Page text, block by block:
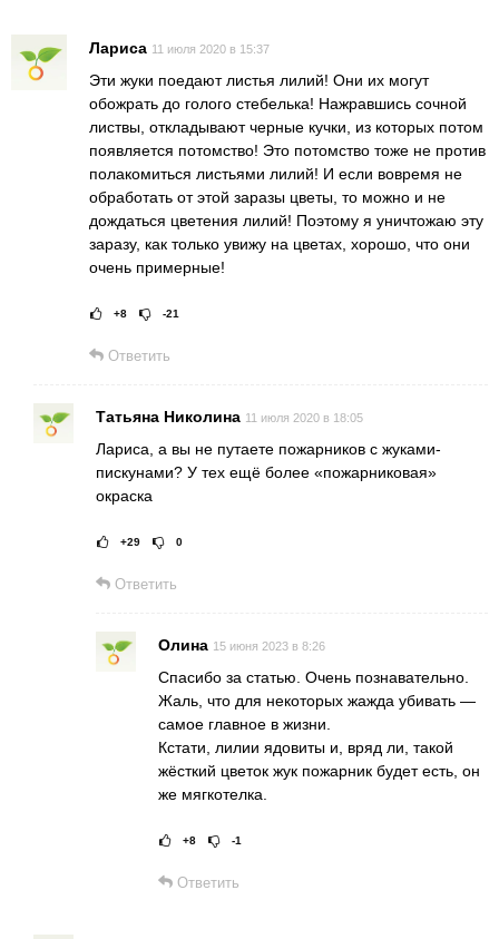
Лариса 11 июля 2020 в 15:37
Эти жуки поедают листья лилий! Они их могут
обожрать до голого стебелька! Нажравшись сочной
листвы, откладывают черные кучки, из которых потом
появляется потомство! Это потомство тоже не против
полакомиться листьями лилий! И если вовремя не
обработать от этой заразы цветы, то можно и не
дождаться цветения лилий! Поэтому я уничтожаю эту
заразу, как только увижу на цветах, хорошо, что они
очень примерные!
Рейтинг статьи:
+8 -21
Ответить
Татьяна Николина 11 июля 2020 в 18:05
Лариса, а вы не путаете пожарников с жуками-
пискунами? У тех ещё более «пожарниковая»
окраска
Рейтинг статьи:
+29 0
Ответить
Олина 15 июня 2023 в 8:26
Спасибо за статью. Очень познавательно.
Жаль, что для некоторых жажда убивать —
самое главное в жизни.
Кстати, лилии ядовиты и, вряд ли, такой
жёсткий цветок жук пожарник будет есть, он
же мягкотелка.
Рейтинг статьи:
+8 -1
Ответить